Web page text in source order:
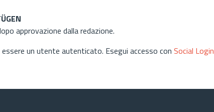
approvazione dalla redazione.
un utente autenticato. Esegui accesso con Social Login